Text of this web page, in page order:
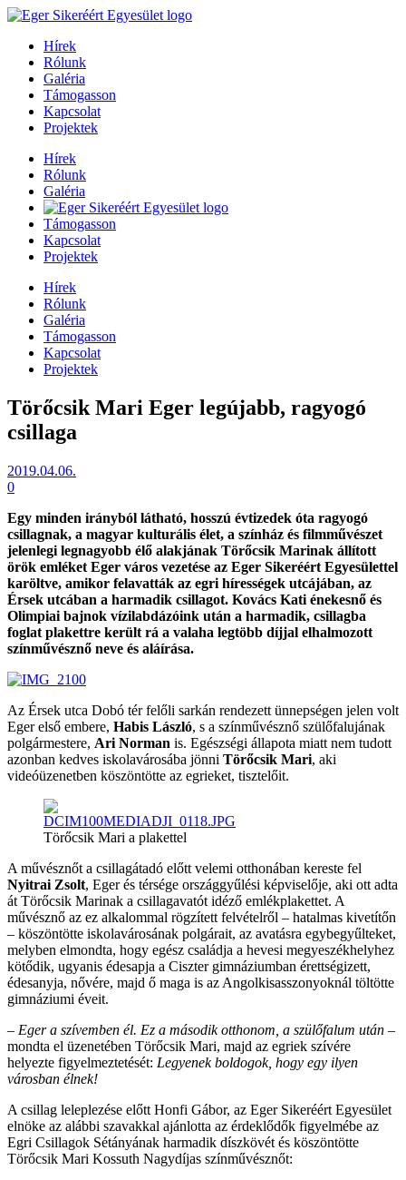
Hírek
Rólunk
Galéria
Támogasson
Kapcsolat
Projektek
Hírek
Rólunk
Galéria
Támogasson
Kapcsolat
Projektek
Hírek
Rólunk
Galéria
Támogasson
Kapcsolat
Projektek
Törőcsik Mari Eger legújabb, ragyogó
csillaga
2019.04.06.
0
Egy minden irányból látható, hosszú évtizedek óta ragyogó
csillagnak, a magyar kulturális élet, a színház és filmművészet
jelenlegi legnagyobb élő alakjának Törőcsik Marinak állított
örök emléket Eger város vezetése az Eger Sikeréért Egyesülettel
karöltve, amikor felavatták az egri hírességek utcájában, az
Érsek utcában a harmadik csillagot. Kovács Kati énekesnő és
Olimpiai bajnok vízilabdázóink után a harmadik, csillagba
foglat plakettre került rá a valaha legtöbb díjjal elhalmozott
színművésznő neve és aláírása.
Az Érsek utca Dobó tér felőli sarkán rendezett ünnepségen jelen volt
Eger első embere, Habis László, s a színművésznő szülőfalujának
polgármestere, Ari Norman is. Egészségi állapota miatt nem tudott
azonban kedves iskolavárosába jönni Törőcsik Mari, aki
videóüzenetben köszöntötte az egrieket, tisztelőit.
Törőcsik Mari a plakettel
A művésznőt a csillagátadó előtt velemi otthonában kereste fel
Nyitrai Zsolt, Eger és térsége országgyűlési képviselője, aki ott adta
át Törőcsik Marinak a csillagavatót idéző emlékplakettet. A
művésznő az ez alkalommal rögzített felvételről – hatalmas kivetítőn
– köszöntötte iskolavárosának polgárait, az avatásra egybegyűlteket,
melyben elmondta, hogy egész családja a hevesi megyeszékhelyhez
kötődik, ugyanis édesapja a Ciszter gimnáziumban érettségizett,
édesanyja, nővére, majd ő maga is az Angolkisasszonyoknál töltötte
gimnáziumi éveit.
– Eger a szívemben él. Ez a második otthonom, a szülőfalum után –
mondta el üzenetében Törőcsik Mari, majd az egriek szívére
helyezte figyelmeztetését: Legyenek boldogok, hogy egy ilyen
városban élnek!
A csillag leleplezése előtt Honfi Gábor, az Eger Sikeréért Egyesület
elnöke az alábbi szavakkal ajánlotta az érdeklődők figyelmébe az
Egri Csillagok Sétányának harmadik díszkövét és köszöntötte
Törőcsik Mari Kossuth Nagydíjas színművésznőt: